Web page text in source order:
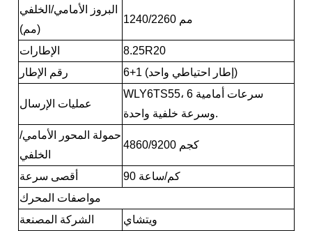
البروز الأمامي/الخلفي
(مم)
1240/2260 مم
الإطارات
8.25R20
رقم الإطار
6+1 (إطار احتياطي واحد)
عمليات الإرسال
WLY6TS55، 6 سرعات أمامية
وسرعة خلفية واحدة.
حمولة المحور الأمامي/
الخلفي
4860/9200 كجم
أقصى سرعة
90 كم/ساعة
مواصفات المحرك
الشركة المصنعة
ويتشاي